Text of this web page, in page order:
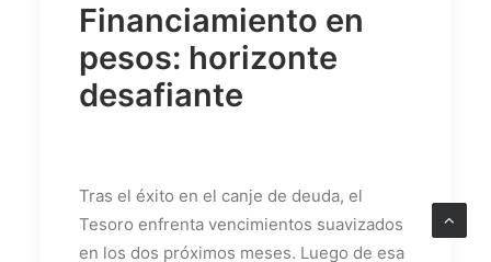
Financiamiento en
pesos: horizonte
desafiante
Tras el éxito en el canje de deuda, el
Tesoro enfrenta vencimientos suavizados
en los dos próximos meses. Luego de esa